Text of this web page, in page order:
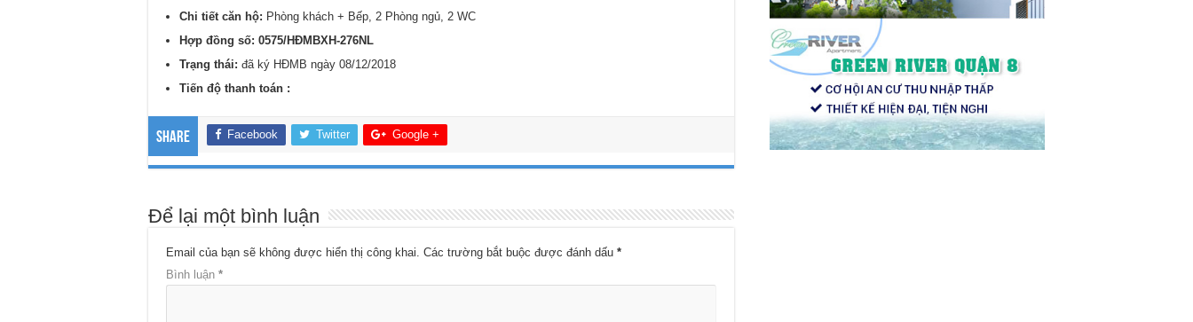
Chi tiết căn hộ: Phòng khách + Bếp, 2 Phòng ngủ, 2 WC
Hợp đồng số: 0575/HĐMBXH-276NL
Trạng thái: đã ký HĐMB ngày 08/12/2018
Tiến độ thanh toán :
Share Facebook Twitter Google +
Để lại một bình luận
Email của bạn sẽ không được hiển thị công khai. Các trường bắt buộc được đánh dấu *
Bình luận *